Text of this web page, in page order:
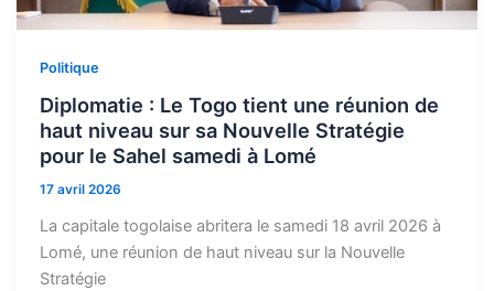
Politique
Diplomatie : Le Togo tient une réunion de
haut niveau sur sa Nouvelle Stratégie
pour le Sahel samedi à Lomé
17 avril 2026
La capitale togolaise abritera le samedi 18 avril 2026 à
Lomé, une réunion de haut niveau sur la Nouvelle
Stratégie